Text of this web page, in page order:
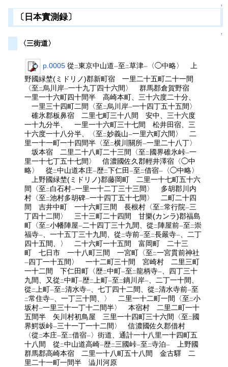
↑
〔日本實測録〕
↑
〈三街道〉
p.0005 從 二東京中山道一至 二草津一
〈◯中略〉 上
野國緑埜(ミドリノ)郡新町宿 一里二十五町二十一間
〈至二烏川岸一一十九丁四十六間〉 群馬郡倉賀野宿
一里一十六町四十間半 高崎本町、三十六度二十分、
一里三十四町二間〈至二烏川岸一一十四丁五十五間〉
碓氷郡板鼻宿 二里七町三十八間 安中、三十六度
一十九分半、 一里一十六町三十七間 松井田宿、三
十六度一十八分半、〈至二妙義山一一里六町六間〉 二
里一十一町一十四間半〈至二横川關所一一里二十八丁〉
坂本宿 二里二十八町二十三間〈至二國界碓氷峠一一
里一十七丁五十七間〉 信濃國佐久郡輕井澤宿〈◯中
略〉 從二中山道本庄一歴二下仁田一至二借宿一
〈◯中略〉
上野國緑埜(ミドリノ)郡藤岡町 二里一十七町五十六
間〈至二白石村一一里一十二丁三十三間〉 多胡郡川内
村〈至二池村多胡碑一一十四丁五十七間〉 二町二十四
間 吉井中町 一十六町三間 長根村〈至二常行院一三
丁四十二間〉 三十三町二十四間 甘樂(カンラ)郡福島
町〈至二小幡陣屋一 二十四丁三十九間、從二 陣屋前一至二崇
福寺一 、一十五丁三十九間、從二寺前一至二長嚴寺一
、二丁
四十五間、〉 二十六町一十五間 富岡町 二十三
町 七日市 一十八町三間 一宮町〈至二一宮貫前神社
一四丁一十五間〉 一十二町三十間 宮崎村 二里三町
一十二間 下仁田町〈歴二中町一至二龍柄寺一
、四丁三十
九間、又從二中町一歴二 上町一至二鏑川岸一
、二丁一十間、
從二 上町一至二清水寺一 、七丁四十二間、從二清水寺前一至
二常住寺一 、一丁三十間、〉 二里一十二町一間〈至二小
坂村一一里三十一丁十二間半〉 本宿村 二里二町一十
五間半 矢川村初鳥屋 三里一十四町三十六間〈至二國
界鰐坂峠一三十一丁一十二間〉 信濃國佐久郡借村
〈從二本庄一至二借宿一 〉街道、通計一十八里一十四町五
十八間 從二中山道高崎一歴二三國峠一至二寺泊一
上野國
群馬郡高崎本宿 二里一十八町五十八間 金古驛 二
里二十一町一間半 澁川河原